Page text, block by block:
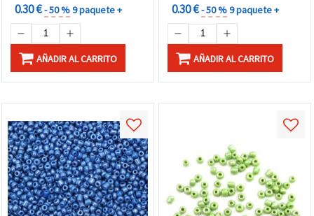
0.30 €- 50 %9 paquete +
AÑADIR AL CARRITO
0.30 €- 50 %9 paquete +
AÑADIR AL CARRITO